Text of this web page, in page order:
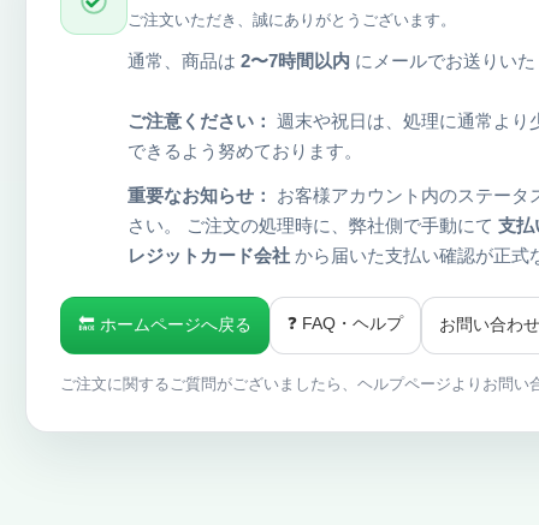
ご注文いただき、誠にありがとうございます。
通常、商品は 2〜7時間以内 にメールでお送りい
ご注意ください： 週末や祝日は、処理に通常より
できるよう努めております。
重要なお知らせ：
お客様アカウント内のステータ
さい。 ご注文の処理時に、弊社側で手動にて 支払
レジットカード会社 から届いた支払い確認が正式
🔙 ホームページへ戻る ❓ FAQ・ヘルプ お問い合わせ
ご注文に関するご質問がございましたら、ヘルプページよりお問い